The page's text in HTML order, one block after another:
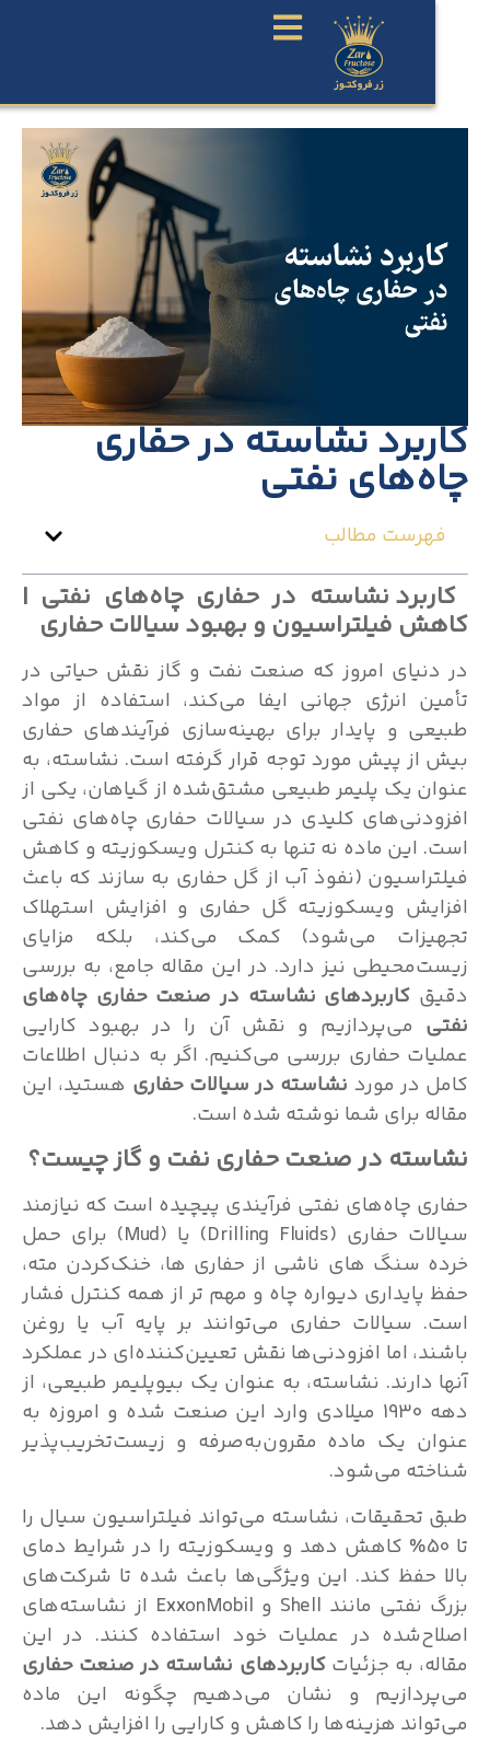
نشاسته در حفاری
نفتی
مطالب
نشاسته در حفاری چاه‌های نفتی |
فیلتراسیون و بهبود سیالات حفاری
امروز که صنعت نفت و گاز نقش حیاتی در
انرژی جهانی ایفا می‌کند، استفاده از مواد
و پایدار برای بهینه‌سازی فرآیندهای حفاری
پیش مورد توجه قرار گرفته است. نشاسته، به
یک پلیمر طبیعی مشتق‌شده از گیاهان، یکی از
کلیدی در سیالات حفاری چاه‌های نفتی
این ماده نه تنها به کنترل ویسکوزیته و کاهش
(نفوذ آب از گل حفاری به سازند که باعث
ویسکوزیته گل حفاری و افزایش استهلاک
می‌شود) کمک می‌کند، بلکه مزایای
نیز دارد. در این مقاله جامع، به بررسی
کاربردهای نشاسته در صنعت حفاری چاه‌های
می‌پردازیم و نقش آن را در بهبود کارایی
حفاری بررسی می‌کنیم. اگر به دنبال اطلاعات
در موردنشاسته در سیالات حفاری هستید، این
برای شما نوشته شده است.
در صنعت حفاری نفت و گاز چیست؟
چاه‌های نفتی فرآیندی پیچیده است که نیازمند
سیالات حفاری (Drilling Fluids) یا (Mud) برای حمل
سنگ های ناشی از حفاری ها، خنک‌کردن مته،
دیواره چاه و مهم تر از همه کنترل فشار
سیالات حفاری می‌توانند بر پایه آب یا روغن
اما افزودنی‌ها نقش تعیین‌کننده‌ای در عملکرد
دارند. نشاسته، به عنوان یک بیوپلیمر طبیعی، از
دهه 1930 میلادی وارد این صنعت شده و امروزه به
یک ماده مقرون‌به‌صرفه و زیست‌تخریب‌پذیر
می‌شود.
نشاسته می‌تواند فیلتراسیون سیال را
تا 50% کاهش دهد و ویسکوزیته را در شرایط دمای
حفظ کند. این ویژگی‌ها باعث شده تا شرکت‌های
بزرگ نفتی مانند Shell و ExxonMobil از نشاسته‌های
در عملیات خود استفاده کنند. در این
به جزئیاتکاربردهای نشاسته در صنعت حفاری
و نشان می‌دهیم چگونه این ماده
هزینه‌ها را کاهش و کارایی را افزایش دهد.